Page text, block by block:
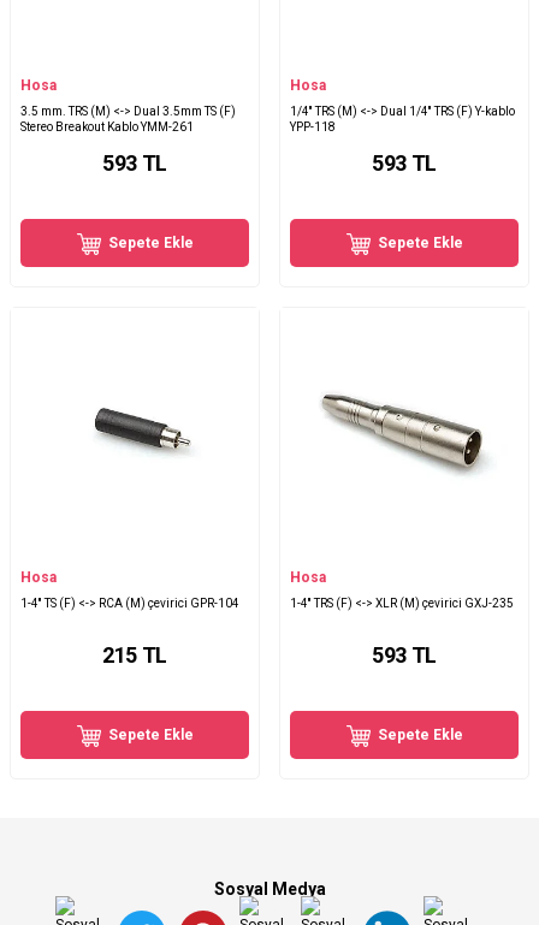
Hosa
3.5 mm. TRS (M) <-> Dual 3.5mm TS (F)
Stereo Breakout Kablo YMM-261
593 TL
Sepete Ekle
Hosa
1/4'' TRS (M) <-> Dual 1/4'' TRS (F) Y-kablo
YPP-118
593 TL
Sepete Ekle
Hosa
1-4'' TS (F) <-> RCA (M) çevirici GPR-104
215 TL
Sepete Ekle
Hosa
1-4'' TRS (F) <-> XLR (M) çevirici GXJ-235
593 TL
Sepete Ekle
Sosyal Medya